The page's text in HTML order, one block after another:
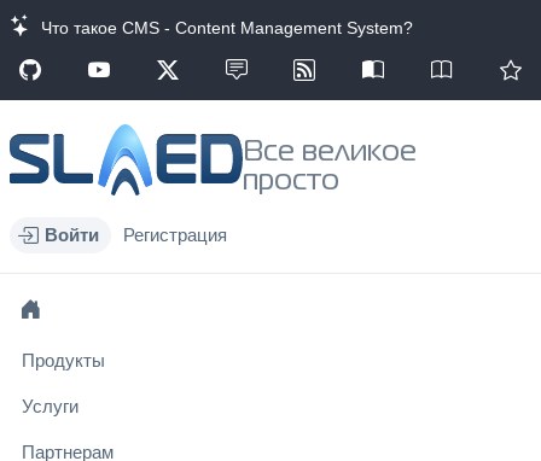
Что такое CMS - Content Management System?
Все великое
просто
Войти Регистрация
Продукты
Услуги
Партнерам